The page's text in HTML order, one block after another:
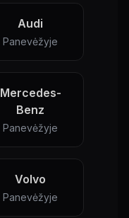
Audi
Panevėžyje
Mercedes-
Benz
Panevėžyje
Volvo
Panevėžyje